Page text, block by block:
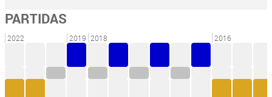
PARTIDAS
2022 2019 2018 2016